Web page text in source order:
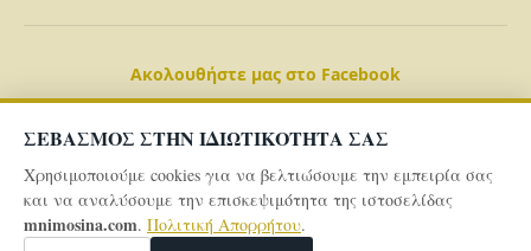
ΣΕΒΑΣΜΟΣ ΣΤΗΝ ΙΔΙΩΤΙΚΟΤΗΤΑ ΣΑΣ
Χρησιμοποιούμε cookies για να βελτιώσουμε την εμπειρία σας
και να αναλύσουμε την επισκεψιμότητα της ιστοσελίδας
mnimosina.com. Πολιτική Απορρήτου.
Ακολουθήστε μας στο Facebook